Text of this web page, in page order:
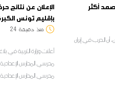
الإعلان عن نتائج
بإقليم تونس
منذ دقيقة 24
أعلنت وزارة التربية في
مدرسي المدارس
مدرسي المدارس
أكثر
أن الحرب في إيران